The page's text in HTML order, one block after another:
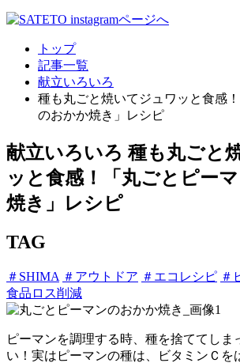
トップ
記事一覧
献立いろいろ
種も丸ごと焼いてジュワッと食感
のおかか焼き」レシピ
献立いろいろ 種も丸ごと
ッと食感！「丸ごとピー
焼き」レシピ
TAG
＃SHIMA ＃アウトドア ＃エコレシピ ＃
食品ロス削減
ピーマンを調理する時、種を捨ててしま
い！実はピーマンの種は、ビタミンＣを